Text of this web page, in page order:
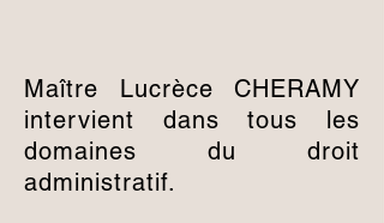
Maître Lucrèce CHERAMY
intervient dans tous les
domaines du droit
administratif.